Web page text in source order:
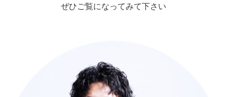
ぜひご覧になってみて下さい